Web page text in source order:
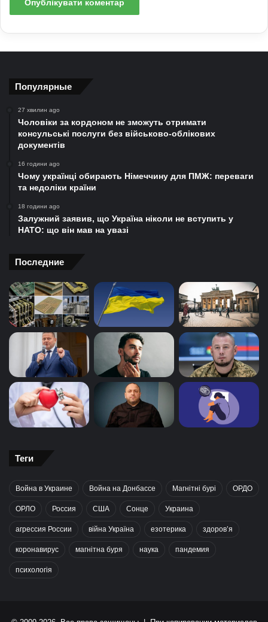
Популярные
27 хвилин ago
Чоловіки за кордоном не зможуть отримати
консульські послуги без військово-облікових
документів
16 години ago
Чому українці обирають Німеччину для ПМЖ: переваги
та недоліки країни
18 години ago
Залужний заявив, що Україна ніколи не вступить у
НАТО: що він мав на увазі
Последние
Теги
Война в Украине Война на Донбассе Магнітні бурі ОРДО
ОРЛО Россия США Сонце Украина
агрессия России війна Україна езотерика здоров’я
коронавирус магнітна буря наука пандемия
психологія